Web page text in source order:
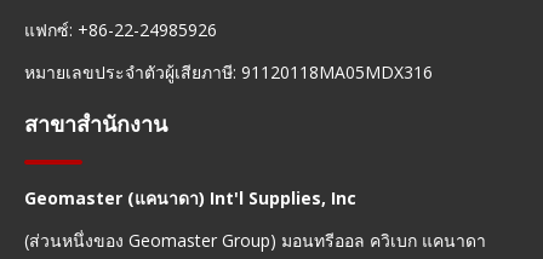
แฟกซ์: +86-22-24985926
หมายเลขประจำตัวผู้เสียภาษี: 91120118MA05MDX316
สาขาสำนักงาน
Geomaster (แคนาดา) Int'l Supplies, Inc
(ส่วนหนึ่งของ Geomaster Group) มอนทรีออล ควิเบก แคนาดา